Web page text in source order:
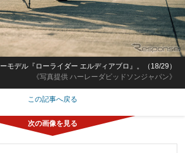
《写真提供 ハーレーダビッドソンジャパン》
モデル『ローライダー エルディアブロ』。（18/29）
この記事へ戻る